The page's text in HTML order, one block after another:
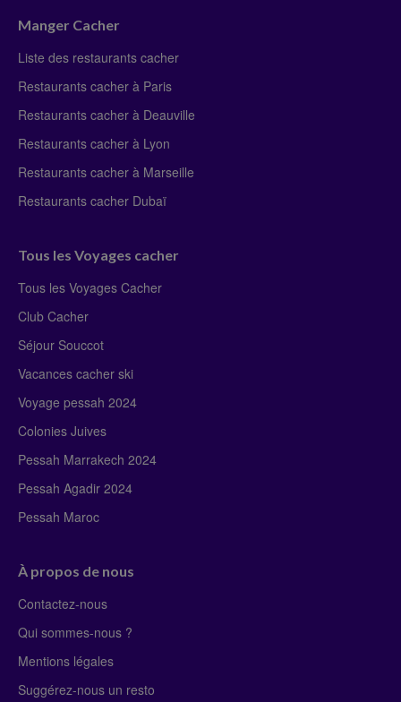
Manger Cacher
Liste des restaurants cacher
Restaurants cacher à Paris
Restaurants cacher à Deauville
Restaurants cacher à Lyon
Restaurants cacher à Marseille
Restaurants cacher Dubaï
Tous les Voyages cacher
Tous les Voyages Cacher
Club Cacher
Séjour Souccot
Vacances cacher ski
Voyage pessah 2024
Colonies Juives
Pessah Marrakech 2024
Pessah Agadir 2024
Pessah Maroc
À propos de nous
Contactez-nous
Qui sommes-nous ?
Mentions légales
Suggérez-nous un resto